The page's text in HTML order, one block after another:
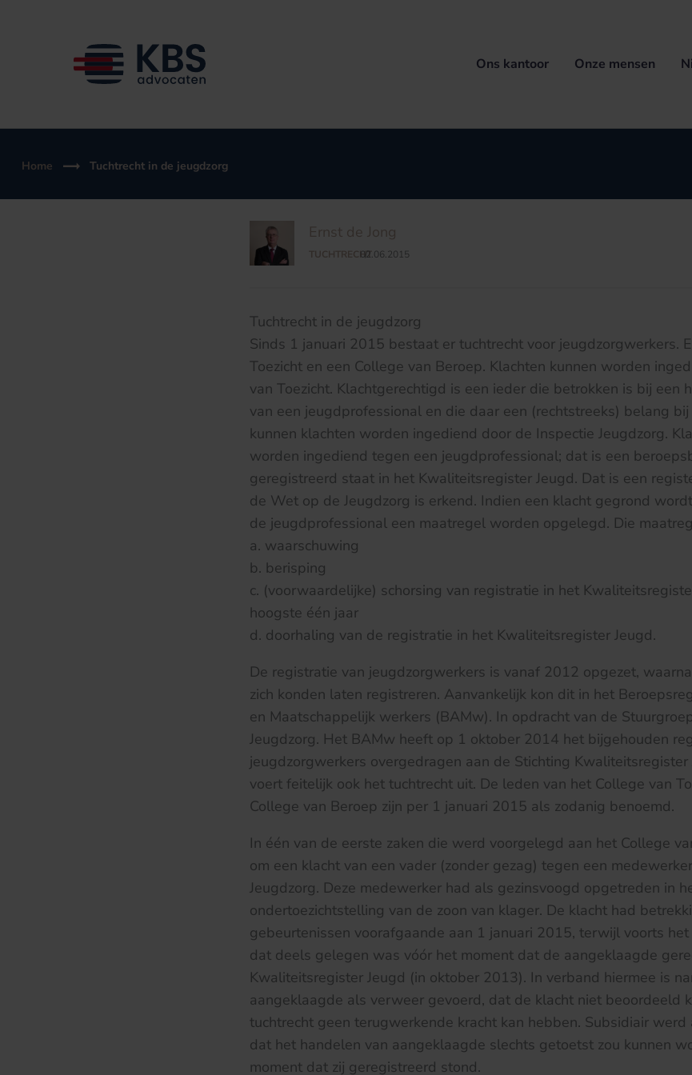
Ons kantoor Onze mensen
Home Tuchtrecht in de jeugdzorg
Ernst de Jong
TUCHTRECHT
/
02.06.2015
Tuchtrecht in de jeugdzorg
Sinds 1 januari 2015 bestaat er tuchtrecht voor jeugdzorgwerkers.
Toezicht en een College van Beroep. Klachten kunnen worden
van Toezicht. Klachtgerechtigd is een ieder die betrokken is bij een
van een jeugdprofessional en die daar een (rechtstreeks) belang
kunnen klachten worden ingediend door de Inspectie Jeugdzorg.
worden ingediend tegen een jeugdprofessional; dat is een
geregistreerd staat in het Kwaliteitsregister Jeugd. Dat is een
de Wet op de Jeugdzorg is erkend. Indien een klacht gegrond
de jeugdprofessional een maatregel worden opgelegd. Die
a. waarschuwing
b. berisping
c. (voorwaardelijke) schorsing van registratie in het
hoogste één jaar
d. doorhaling van de registratie in het Kwaliteitsregister Jeugd.
De registratie van jeugdzorgwerkers is vanaf 2012 opgezet,
zich konden laten registreren. Aanvankelijk kon dit in het
en Maatschappelijk werkers (BAMw). In opdracht van de
Jeugdzorg. Het BAMw heeft op 1 oktober 2014 het bijgehouden
jeugdzorgwerkers overgedragen aan de Stichting Kwaliteitsregister
voert feitelijk ook het tuchtrecht uit. De leden van het College van
College van Beroep zijn per 1 januari 2015 als zodanig benoemd.
In één van de eerste zaken die werd voorgelegd aan het College
om een klacht van een vader (zonder gezag) tegen een
Jeugdzorg. Deze medewerker had als gezinsvoogd opgetreden in
ondertoezichtstelling van de zoon van klager. De klacht had
gebeurtenissen voorafgaande aan 1 januari 2015, terwijl voorts
dat deels gelegen was vóór het moment dat de aangeklaagde
Kwaliteitsregister Jeugd (in oktober 2013). In verband hiermee is
aangeklaagde als verweer gevoerd, dat de klacht niet beoordeeld
tuchtrecht geen terugwerkende kracht kan hebben. Subsidiair
dat het handelen van aangeklaagde slechts getoetst zou kunnen
moment dat zij geregistreerd stond.